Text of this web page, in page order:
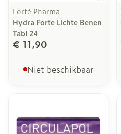
Forté Pharma
Hydra Forte Lichte Benen
Tabl 24
€ 11,90
Niet beschikbaar